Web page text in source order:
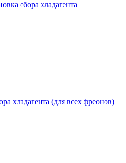
сбора хладагента
хладагента (для всех фреонов)